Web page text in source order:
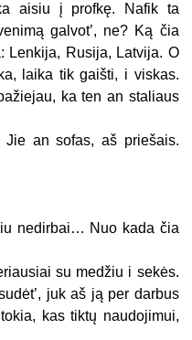
aisiu į profkę. Nafik ta
galvot’, ne? Ką čia
Lenkija, Rusija, Latvija. O
laika tik gaišti, i viskas.
ka ten an staliaus
an sofas, aš priešais.
nedirbai… Nuo kada čia
su medžiu i sekės.
juk aš ją per darbus
kas tiktų naudojimui,